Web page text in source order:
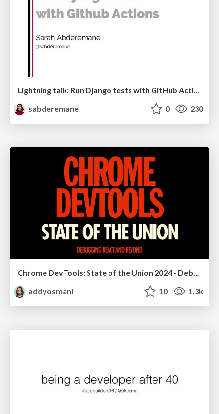
sabderemane
0 230
Chrome DevTools: State of the Union 2024 - Debugging React & Beyond
addyosmani
10 1.3k